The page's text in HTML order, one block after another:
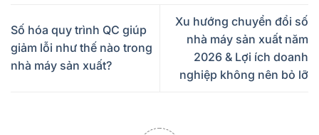
Số hóa quy trình QC giúp
giảm lỗi như thế nào trong
nhà máy sản xuất?
Xu hướng chuyển đổi số
nhà máy sản xuất năm
2026 & Lợi ích doanh
nghiệp không nên bỏ lỡ